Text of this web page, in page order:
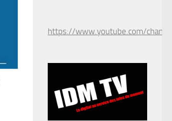
https://www.youtube.com/